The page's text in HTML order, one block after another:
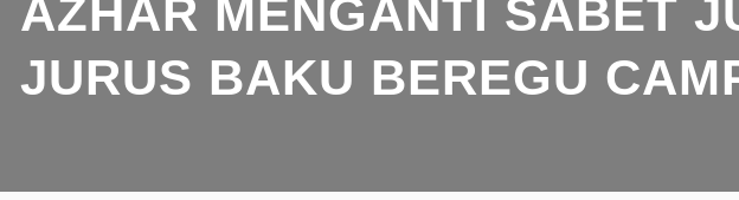
AZHAR MENGANTI SABET
JURUS BAKU BEREGU